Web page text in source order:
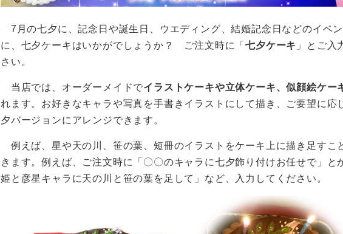
7月の七夕に、記念日や誕生日、ウエディング、結婚記念日などのイベン
に、七夕ケーキはいかがでしょうか？ ご注文時に「七夕ケーキ 」とご入
さい。
当店では、オーダーメイドでイラストケーキや立体ケーキ、似顔絵ケー
れます。お好きなキャラや写真を手書きイラストにして描き、ご要望に応
夕バージョンにアレンジできます。
例えば、星や天の川、笹の葉、短冊のイラストをケーキ上に描き足すこ
きます。例えば、ご注文時に「〇〇のキャラに七夕飾り付けお任せで」と
姫と彦星キャラに天の川と笹の葉を足して」など、入力してください。